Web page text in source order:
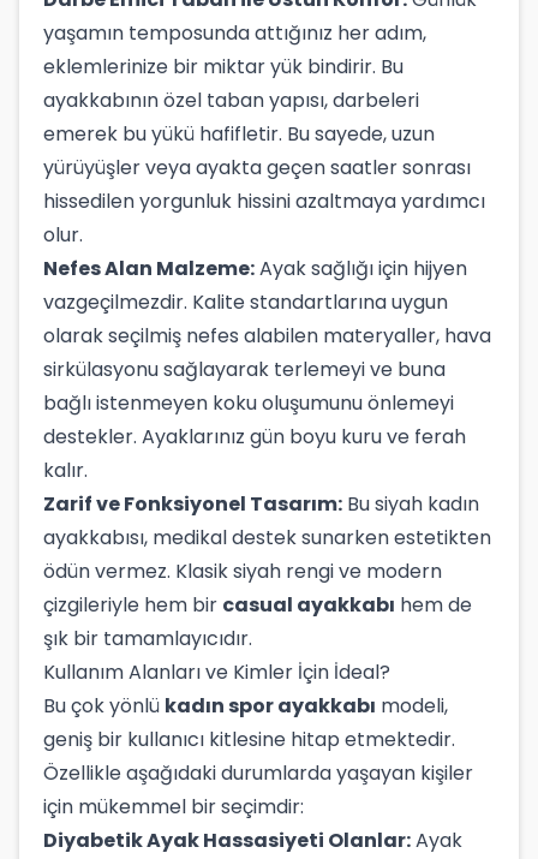
yaşamın temposunda attığınız her adım,
eklemlerinize bir miktar yük bindirir. Bu
ayakkabının özel taban yapısı, darbeleri
emerek bu yükü hafifletir. Bu sayede, uzun
yürüyüşler veya ayakta geçen saatler sonrası
hissedilen yorgunluk hissini azaltmaya yardımcı
olur.
Nefes Alan Malzeme:Ayak sağlığı için hijyen
vazgeçilmezdir. Kalite standartlarına uygun
olarak seçilmiş nefes alabilen materyaller, hava
sirkülasyonu sağlayarak terlemeyi ve buna
bağlı istenmeyen koku oluşumunu önlemeyi
destekler. Ayaklarınız gün boyu kuru ve ferah
kalır.
Zarif ve Fonksiyonel Tasarım: Bu siyah kadın
ayakkabısı, medikal destek sunarken estetikten
ödün vermez. Klasik siyah rengi ve modern
çizgileriyle hem bir casual ayakkabı hem de
şık bir tamamlayıcıdır.
Kullanım Alanları ve Kimler İçin İdeal?
Bu çok yönlü kadın spor ayakkabı modeli,
geniş bir kullanıcı kitlesine hitap etmektedir.
Özellikle aşağıdaki durumlarda yaşayan kişiler
için mükemmel bir seçimdir:
Diyabetik Ayak Hassasiyeti Olanlar:Ayak